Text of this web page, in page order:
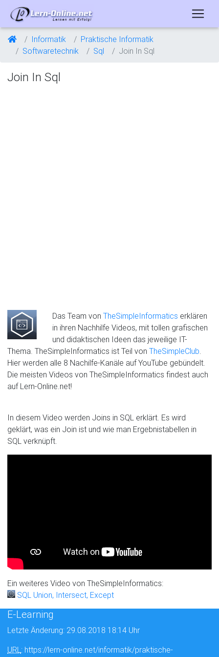
Informatik
Praktische Informatik
Softwaretechnik
Sql Join In Sql
Join In Sql
Das Team von TheSimpleInformatics erklären
in ihren Nachhilfe Videos, mit tollen grafischen
und didaktischen Ideen das jeweilige IT-
Thema. TheSimpleInformatics ist Teil von TheSimpleClub.
Hier werden alle 8 Nachilfe-Kanäle auf YouTube gebündelt.
Die meisten Videos von TheSimpleInformatics findest auch
auf Lern-Online.net!
In diesem Video werden Joins in SQL erklärt. Es wird
geklärt, was ein Join ist und wie man Ergebnistabellen in
SQL verknüpft.
Ein weiteres Video von TheSimpleInformatics:
SQL Union, Intersect, Except
E-Learning
Letzte Änderung: 29.08.2018 18:14 Uhr
URL: https://lern-online.net/informatik/praktische-